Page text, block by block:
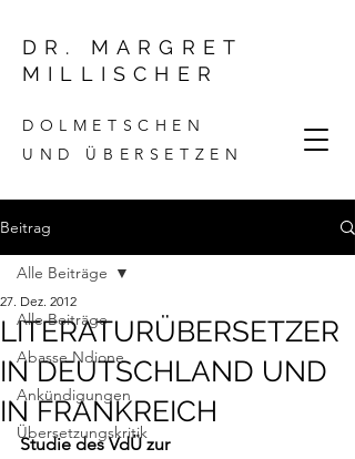
DR. MARGRET
MILLISCHER
DOLMETSCHEN
UND ÜBERSETZEN
Beitrag
Alle Beiträge
Abasse Ndione
Ankündigungen
Übersetzungskritik
Alle Beiträge
LITERATURÜBERSETZER
IN DEUTSCHLAND UND
IN FRANKREICH
27. Dez. 2012
Studie des VdÜ zur